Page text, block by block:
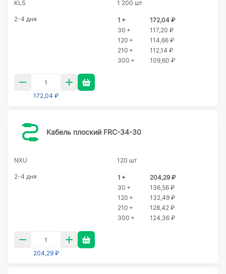
KLS 1 200 шт
2-4 дня 1 +
172,04 ₽
30 +
117,20 ₽
120 +
114,66 ₽
210 +
112,14 ₽
300 +
109,60 ₽
172,04 ₽
Кабель плоский FRC-34-30
NXU 120 шт
2-4 дня 1 +
204,29 ₽
30 +
136,56 ₽
120 +
132,49 ₽
210 +
128,42 ₽
300 +
124,36 ₽
204,29 ₽